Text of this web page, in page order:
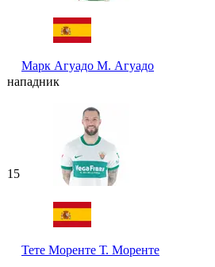
Марк Агуадо М. Агуадо
нападник
15
Тете Моренте Т. Моренте